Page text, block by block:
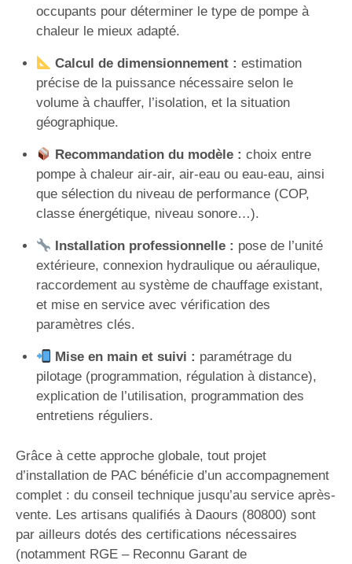
occupants pour déterminer le type de pompe à
chaleur le mieux adapté.
Calcul de dimensionnement : estimation
précise de la puissance nécessaire selon le
volume à chauffer, l’isolation, et la situation
géographique.
Recommandation du modèle : choix entre
pompe à chaleur air-air, air-eau ou eau-eau, ainsi
que sélection du niveau de performance (COP,
classe énergétique, niveau sonore…).
Installation professionnelle : pose de l’unité
extérieure, connexion hydraulique ou aéraulique,
raccordement au système de chauffage existant,
et mise en service avec vérification des
paramètres clés.
Mise en main et suivi : paramétrage du
pilotage (programmation, régulation à distance),
explication de l’utilisation, programmation des
entretiens réguliers.
Grâce à cette approche globale, tout projet
d’installation de PAC bénéficie d’un accompagnement
complet : du conseil technique jusqu’au service après-
vente. Les artisans qualifiés à Daours (80800) sont
par ailleurs dotés des certifications nécessaires
(notamment RGE – Reconnu Garant de